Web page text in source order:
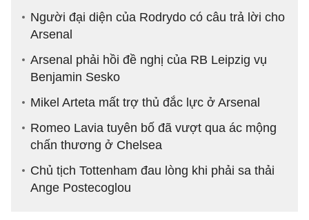
Người đại diện của Rodrydo có câu trả lời cho
Arsenal
Arsenal phải hồi đề nghị của RB Leipzig vụ
Benjamin Sesko
Mikel Arteta mất trợ thủ đắc lực ở Arsenal
Romeo Lavia tuyên bố đã vượt qua ác mộng
chấn thương ở Chelsea
Chủ tịch Tottenham đau lòng khi phải sa thải
Ange Postecoglou